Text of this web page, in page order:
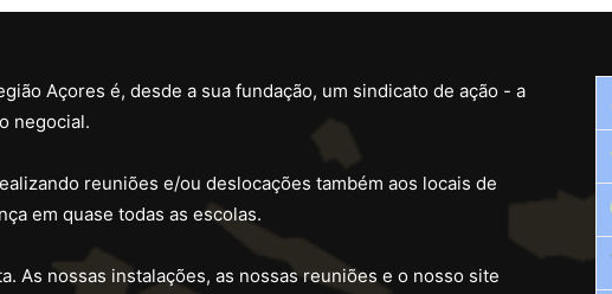
Açores é, desde a sua fundação, um sindicato de ação - a
negocial.
reuniões e/ou deslocações também aos locais de
em quase todas as escolas.
As nossas instalações, as nossas reuniões e o nosso site